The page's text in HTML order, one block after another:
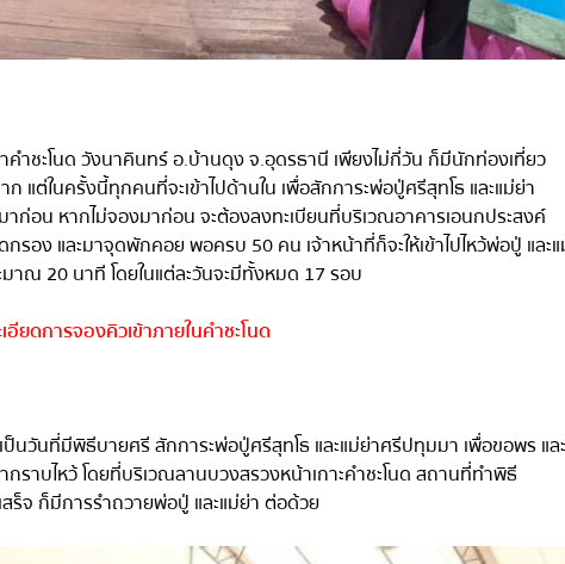
ำชะโนด วังนาคินทร์ อ.บ้านดุง จ.อุดรธานี เพียงไม่กี่วัน ก็มีนักท่องเที่ยว
แต่ในครั้งนี้ทุกคนที่จะเข้าไปด้านใน เพื่อสักการะพ่อปู่ศรีสุทโธ และแม่ย่า
อน หากไม่จองมาก่อน จะต้องลงทะเบียนที่บริเวณอาคารเอนกประสงค์
รอง และมาจุดพักคอย พอครบ50คน เจ้าหน้าที่ก็จะให้เข้าไปไหว้พ่อปู่ และแม่
าณ20นาที โดยในแต่ละวันจะมีทั้งหมด17รอบ
อียดการจองคิวเข้าภายในคำชะโนด
นวันที่มีพิธีบายศรี สักการะพ่อปู่ศรีสุทโธ และแม่ย่าศรีปทุมมา เพื่อขอพร และ
กราบไหว้ โดยที่บริเวณลานบวงสรวงหน้าเกาะคำชะโนด สถานที่ทำพิธี
จ ก็มีการรำถวายพ่อปู่ และแม่ย่า ต่อด้วย